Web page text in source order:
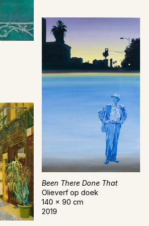
Been There Done That
Olieverf op doek
140 x 90 cm
2019